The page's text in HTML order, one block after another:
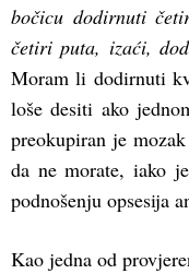
bočicu dodirnuti
četiri puta, izaći,
Moram li dodirnuti
loše desiti ako
preokupiran je
da ne morate, iako
podnošenju opsesija
Kao jedna od